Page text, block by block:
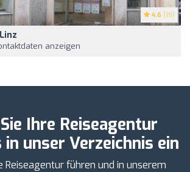
4.6 (19)
anzeigen
Ihre Reiseagentur
unser Verzeichnis ein
Reiseagentur führen und in unserem